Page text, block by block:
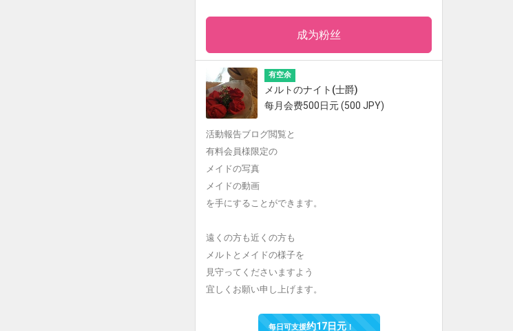
成为粉丝
有空余
メルトのナイト(士爵)
每月会费500日元 (500 JPY)
活動報告ブログ閲覧と
有料会員様限定の
メイドの写真
メイドの動画
を手にすることができます。
遠くの方も近くの方も
メルトとメイドの様子を
見守ってくださいますよう
宜しくお願い申し上げます。
每日可支援约17日元！